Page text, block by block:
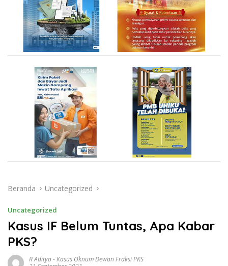
Beranda Uncategorized
Uncategorized
Kasus IF Belum Tuntas, Apa Kabar
PKS?
R Aditya-Kasus Oknum Dewan Fraksi PKS